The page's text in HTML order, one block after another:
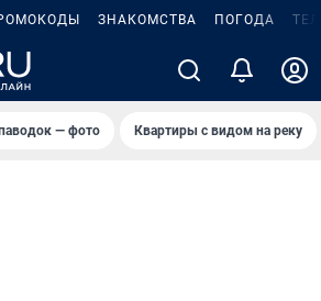
ЗНАКОМСТВА ПОГОДА
— фото Квартиры с видом на реку